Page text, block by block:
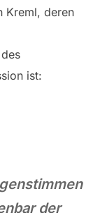
Kreml, deren
ist:
der